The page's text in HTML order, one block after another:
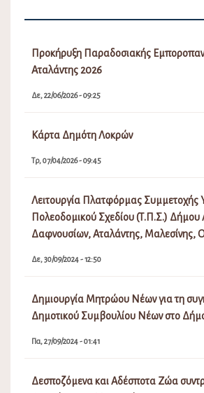
Προκήρυξη Παραδοσιακής
Αταλάντης 2026
Δε, 22/06/2026 - 09:25
Κάρτα Δημότη Λοκρών
Τρ, 07/04/2026 - 09:45
Λειτουργία Πλατφόρμας Συμμετοχής
Πολεοδομικού Σχεδίου (Τ.Π.Σ.)
Δαφνουσίων, Αταλάντης, Μαλεσίνης,
Δε, 30/09/2024 - 12:50
Δημιουργία Μητρώου Νέων για τη
Δημοτικού Συμβουλίου Νέων στο
Πα, 27/09/2024 - 01:41
Δεσποζόμενα και Αδέσποτα Ζώα